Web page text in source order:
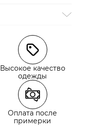
Высокое качество
одежды
Оплата после
примерки